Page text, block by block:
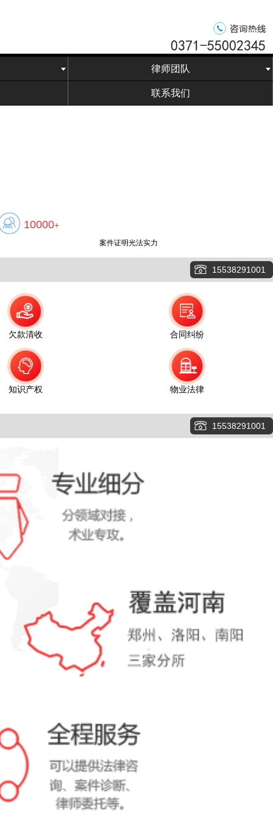
律师团队
联系我们
10000+
案件证明光法实力
15538291001
欠款清收 合同纠纷
知识产权 物业法律
15538291001